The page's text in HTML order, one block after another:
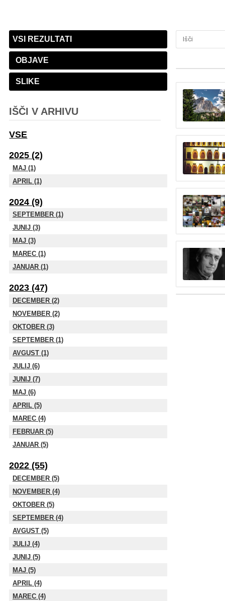
VSI REZULTATI
OBJAVE
SLIKE
IŠČI V ARHIVU
VSE
2025 (2)
MAJ (1)
APRIL (1)
2024 (9)
SEPTEMBER (1)
JUNIJ (3)
MAJ (3)
MAREC (1)
JANUAR (1)
2023 (47)
DECEMBER (2)
NOVEMBER (2)
OKTOBER (3)
SEPTEMBER (1)
AVGUST (1)
JULIJ (6)
JUNIJ (7)
MAJ (6)
APRIL (5)
MAREC (4)
FEBRUAR (5)
JANUAR (5)
2022 (55)
DECEMBER (5)
NOVEMBER (4)
OKTOBER (5)
SEPTEMBER (4)
AVGUST (5)
JULIJ (4)
JUNIJ (5)
MAJ (5)
APRIL (4)
MAREC (4)